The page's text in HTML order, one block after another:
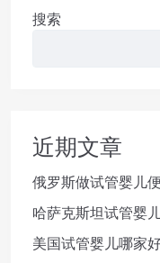
搜索
近期文章
俄罗斯做试管婴儿
哈萨克斯坦试管婴
美国试管婴儿哪家